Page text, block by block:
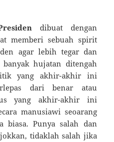
dibuat dengan
memberi sebuah spirit
agar lebih tegar dan
hujatan ditengah
yang akhir-akhir ini
dari benar atau
yang akhir-akhir ini
manusiawi seoarang
biasa. Punya salah dan
tidaklah salah jika